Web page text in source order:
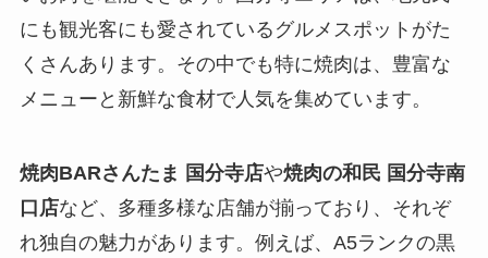
にも観光客にも愛されているグルメスポットがた
くさんあります。その中でも特に焼肉は、豊富な
メニューと新鮮な食材で人気を集めています。
焼肉BARさんたま 国分寺店や焼肉の和民 国分寺南
口店など、多種多様な店舗が揃っており、それぞ
れ独自の魅力があります。例えば、A5ランクの黒